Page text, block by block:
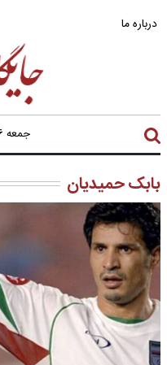
درباره ما
جمعه ۱۶ مرداد ۱۴۰۵
بابک حمیدیان